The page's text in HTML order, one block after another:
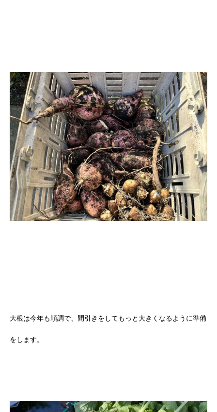
大根は今年も順調で、間引きをしてもっと大きくなるように準備
をします。